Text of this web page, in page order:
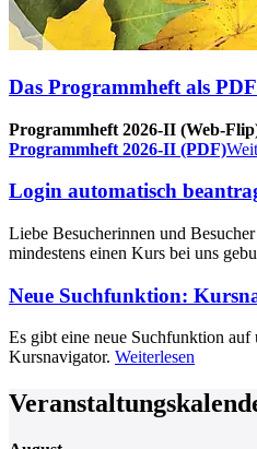
Das Programmheft als
Programmheft 2026-II (Web-
Programmheft 2026-II (PDF)
Login automatisch
Liebe Besucherinnen und
mindestens einen Kurs bei uns
Neue Suchfunktion:
Es gibt eine neue Suchfunktion auf
Kursnavigator. Weiterlesen